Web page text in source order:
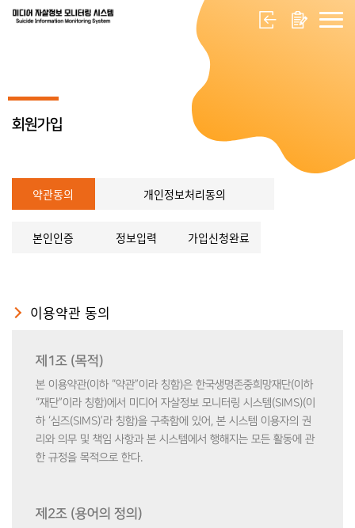
회원가입
약관동의 개인정보처리동의
본인인증 정보입력 가입신청완료
이용약관 동의
제1조 (목적)
본 이용약관(이하 “약관”이라 칭함)은 한국생명존중희망재단(이하
“재단”이라 칭함)에서 미디어 자살정보 모니터링 시스템(SIMS)(이
하 ‘심즈(SIMS)’라 칭함)을 구축함에 있어, 본 시스템 이용자의 권
리와 의무 및 책임 사항과 본 시스템에서 행해지는 모든 활동에 관
한 규정을 목적으로 한다.
제2조 (용어의 정의)